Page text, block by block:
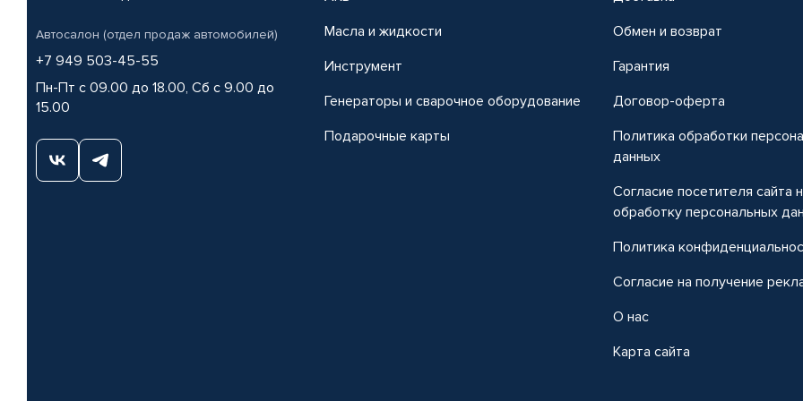
Автосалон (отдел продаж автомобилей)
+7 949 503-45-55
Пн-Пт с 09.00 до 18.00, Сб с 9.00 до
15.00
Масла и жидкости
Инструмент
Генераторы и сварочное оборудование
Подарочные карты
Обмен и возврат
Гарантия
Договор-оферта
Политика обработки
данных
Согласие посетителя сайта
обработку персональных
Политика
Согласие на получение
О нас
Карта сайта